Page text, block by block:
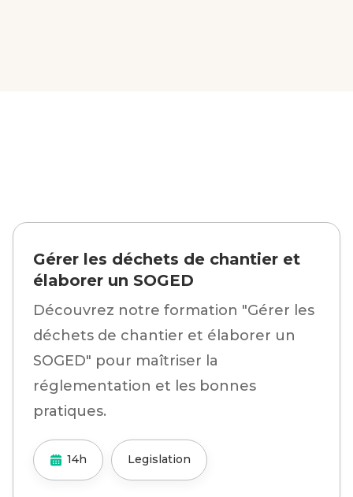
Gérer les déchets de chantier et
élaborer un SOGED
Découvrez notre formation "Gérer les
déchets de chantier et élaborer un
SOGED" pour maîtriser la
réglementation et les bonnes
pratiques.
14h Legislation